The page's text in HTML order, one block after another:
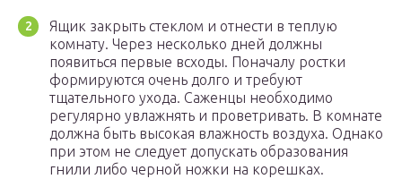
Ящик закрыть стеклом и отнести в теплую
комнату. Через несколько дней должны
появиться первые всходы. Поначалу ростки
формируются очень долго и требуют
тщательного ухода. Саженцы необходимо
регулярно увлажнять и проветривать. В комнате
должна быть высокая влажность воздуха. Однако
при этом не следует допускать образования
гнили либо черной ножки на корешках.